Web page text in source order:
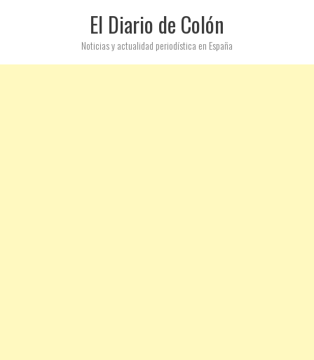
El Diario de Colón
Noticias y actualidad periodística en España